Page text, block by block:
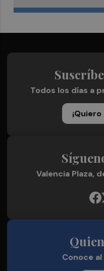
Todos los días a
Valencia Plaza,
Conoce